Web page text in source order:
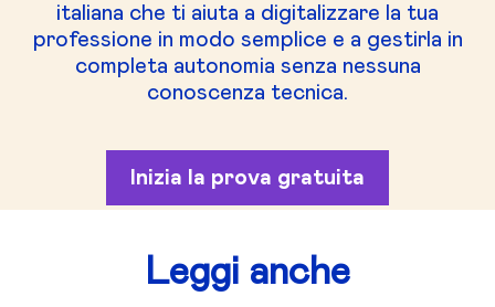
italiana che ti aiuta a digitalizzare la tua
professione in modo semplice e a gestirla in
completa autonomia senza nessuna
conoscenza tecnica.
Inizia la prova gratuita
Leggi anche